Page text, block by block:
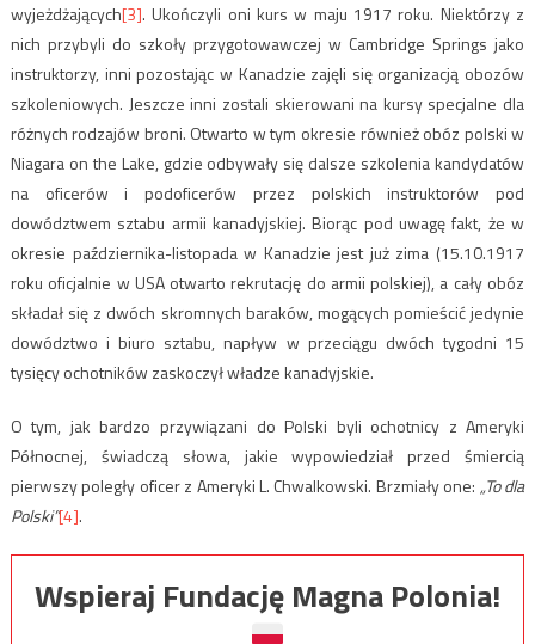
wyjeżdżających[3]. Ukończyli oni kurs w maju 1917 roku. Niektórzy z
nich przybyli do szkoły przygotowawczej w Cambridge Springs jako
instruktorzy, inni pozostając w Kanadzie zajęli się organizacją obozów
szkoleniowych. Jeszcze inni zostali skierowani na kursy specjalne dla
różnych rodzajów broni. Otwarto w tym okresie również obóz polski w
Niagara on the Lake, gdzie odbywały się dalsze szkolenia kandydatów
na oficerów i podoficerów przez polskich instruktorów pod
dowództwem sztabu armii kanadyjskiej. Biorąc pod uwagę fakt, że w
okresie października-listopada w Kanadzie jest już zima (15.10.1917
roku oficjalnie w USA otwarto rekrutację do armii polskiej), a cały obóz
składał się z dwóch skromnych baraków, mogących pomieścić jedynie
dowództwo i biuro sztabu, napływ w przeciągu dwóch tygodni 15
tysięcy ochotników zaskoczył władze kanadyjskie.
O tym, jak bardzo przywiązani do Polski byli ochotnicy z Ameryki
Północnej, świadczą słowa, jakie wypowiedział przed śmiercią
pierwszy poległy oficer z Ameryki L. Chwalkowski. Brzmiały one: „To dla
Polski”[4].
Wspieraj Fundację Magna Polonia!